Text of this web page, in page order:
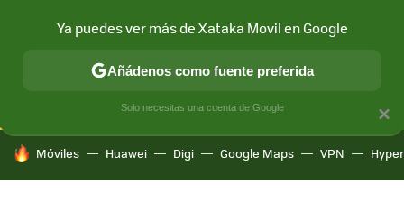
CONECTIVIDAD MÓVIL Y SOCIEDAD APLICACIONES
HOY SE HABLA DE
Móviles Huawei Digi Google Maps VPN
×
Ya puedes ver más de Xataka Movil en Google
Añádenos como fuente preferida
Solo necesitas una cuenta de Google